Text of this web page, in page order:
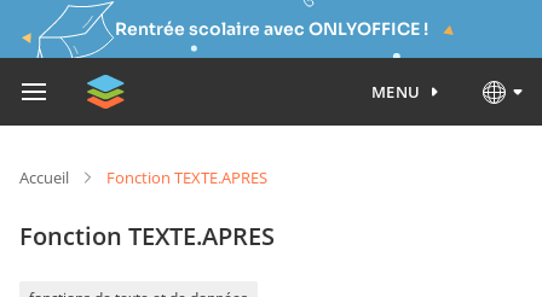
Rentrée scolaire avec ONLYOFFICE !
MENU
Accueil Fonction TEXTE.APRES
Fonction TEXTE.APRES